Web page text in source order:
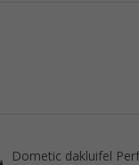
Dometic dakluifel